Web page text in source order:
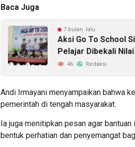
Baca Juga
7 bulan lalu
Aksi Go To School
Pelajar Dibekali
46 Redaksi
Andi Irmayani menyampaikan bahwa
pemerintah di tengah masyarakat.
Ia juga menitipkan pesan agar
bentuk perhatian dan penyemangat